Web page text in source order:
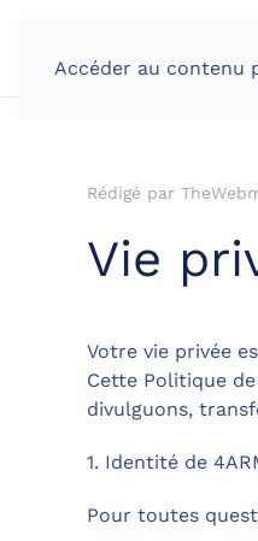
Accéder au contenu
Rédigé par
Vie
Votre vie privée
Cette Politique
divulguons,
1. Identité de
Pour toutes